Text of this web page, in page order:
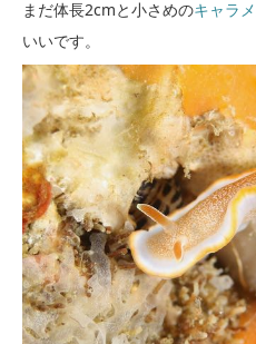
まだ体長2cmと小さめのキャラ
いいです。